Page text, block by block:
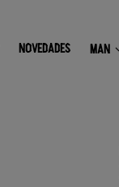
NOVEDADES MAN